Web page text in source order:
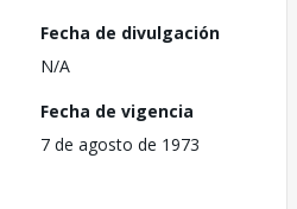
Fecha de divulgación
N/A
Fecha de vigencia
7 de agosto de 1973